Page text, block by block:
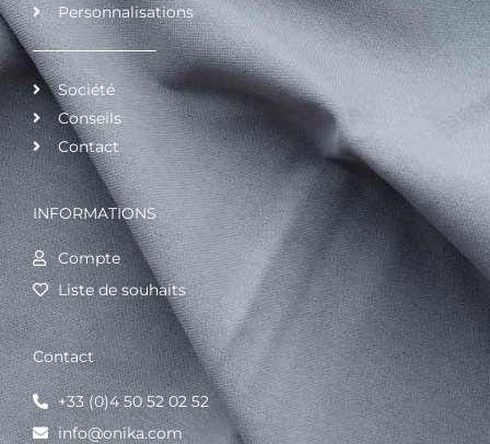
Personnalisations
Société
Conseils
Contact
INFORMATIONS
Compte
Liste de souhaits
Contact
+33 (0)4 50 52 02 52
info@onika.com